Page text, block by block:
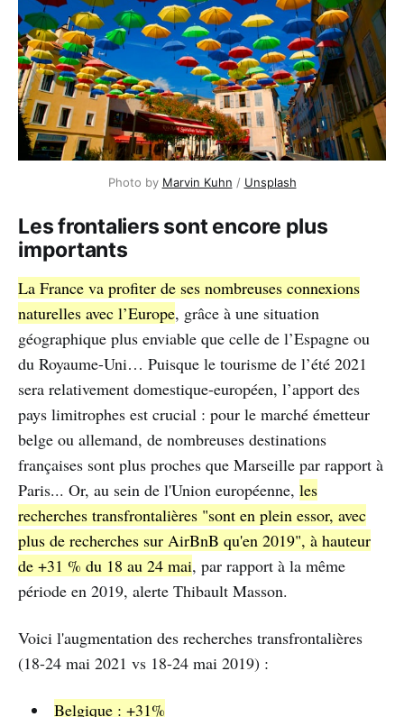
Photo by Marvin Kuhn / Unsplash
Les frontaliers sont encore plus
importants
La France va profiter de ses nombreuses connexions
naturelles avec l’Europe, grâce à une situation
géographique plus enviable que celle de l’Espagne ou
du Royaume-Uni… Puisque le tourisme de l’été 2021
sera relativement domestique-européen, l’apport des
pays limitrophes est crucial : pour le marché émetteur
belge ou allemand, de nombreuses destinations
françaises sont plus proches que Marseille par rapport à
Paris... Or, au sein de l'Union européenne, les
recherches transfrontalières "sont en plein essor, avec
plus de recherches sur AirBnB qu'en 2019", à hauteur
de +31 % du 18 au 24 mai, par rapport à la même
période en 2019, alerte Thibault Masson.
Voici l'augmentation des recherches transfrontalières
(18-24 mai 2021 vs 18-24 mai 2019) :
Belgique : +31%